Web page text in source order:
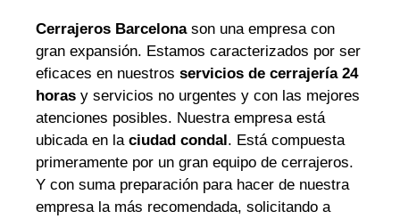
Cerrajeros Barcelonason una empresa con
gran expansión. Estamos caracterizados por ser
eficaces en nuestros servicios de cerrajería 24
horas y servicios no urgentes y con las mejores
atenciones posibles. Nuestra empresa está
ubicada en laciudad condal. Está compuesta
primeramente por un gran equipo de cerrajeros.
Y con suma preparación para hacer de nuestra
empresa la más recomendada, solicitando a